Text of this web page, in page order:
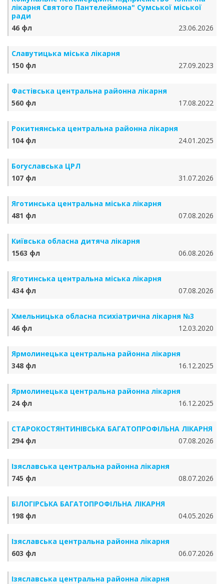
лікарня Святого Пантелеймона" Сумської міської
ради
46 фл
23.06.2026
Славутицька міська лікарня
150 фл
27.09.2023
Фастівська центральна районна лікарня
560 фл
17.08.2022
Рокитнянська центральна районна лікарня
104 фл
24.01.2025
Богуславська ЦРЛ
107 фл
31.07.2026
Яготинська центральна міська лікарня
481 фл
07.08.2026
Київська обласна дитяча лікарня
1563 фл
06.08.2026
Яготинська центральна міська лікарня
434 фл
07.08.2026
Хмельницька обласна психіатрична лікарня №3
46 фл
12.03.2020
Ярмолинецька центральна районна лікарня
348 фл
16.12.2025
Ярмолинецька центральна районна лікарня
24 фл
16.12.2025
СТАРОКОСТЯНТИНІВСЬКА БАГАТОПРОФІЛЬНА ЛІКАРНЯ
294 фл
07.08.2026
Ізяславська центральна районна лікарня
745 фл
08.07.2026
БІЛОГІРСЬКА БАГАТОПРОФІЛЬНА ЛІКАРНЯ
198 фл
04.05.2026
Ізяславська центральна районна лікарня
603 фл
06.07.2026
Ізяславська центральна районна лікарня